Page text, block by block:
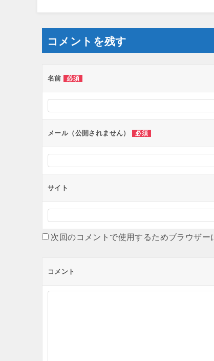
コメントを残す
名前 必須
メール（公開されません） 必須
サイト
次回のコメントで使用するためブラウザー
コメント